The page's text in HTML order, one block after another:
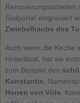
Renovierungsarbeiten
Südportal eingraviert
Zwiebelhaube des
Auch wenn die Kirche
hinterlässt, hat sie
zum Beispiel den
Konstantin ,
Herren von Völs .